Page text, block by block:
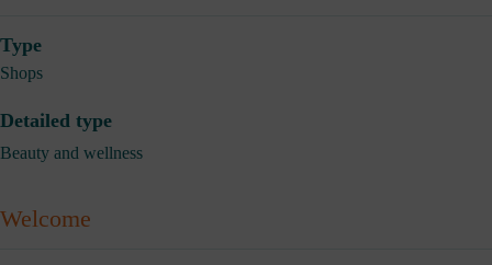
Type
Shops
Detailed type
Beauty and wellness
Welcome